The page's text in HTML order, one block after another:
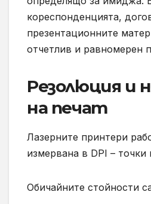
кореспонденцията,
презентационните
отчетлив и равномерен
Резолюция и
на печат
Лазерните принтери
измервана в DPI – точки
Обичайните стойности